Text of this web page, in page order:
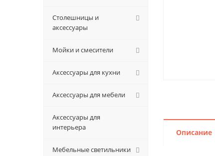
Описание
Столешницы и
аксессуары
Мойки и смесители
Аксессуары для кухни
Аксессуары для мебели
Аксессуары для
интерьера
Мебельные светильники